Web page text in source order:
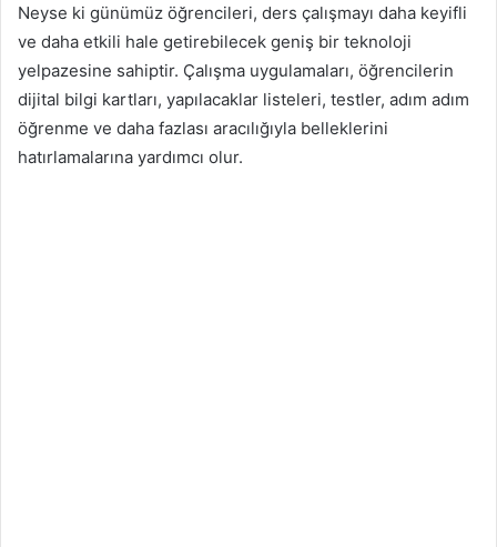
Neyse ki günümüz öğrencileri, ders çalışmayı daha keyifli
ve daha etkili hale getirebilecek geniş bir teknoloji
yelpazesine sahiptir. Çalışma uygulamaları, öğrencilerin
dijital bilgi kartları, yapılacaklar listeleri, testler, adım adım
öğrenme ve daha fazlası aracılığıyla belleklerini
hatırlamalarına yardımcı olur.